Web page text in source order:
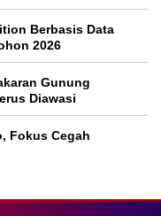
Berbasis Data
2026
Gunung
Diawasi
Fokus Cegah